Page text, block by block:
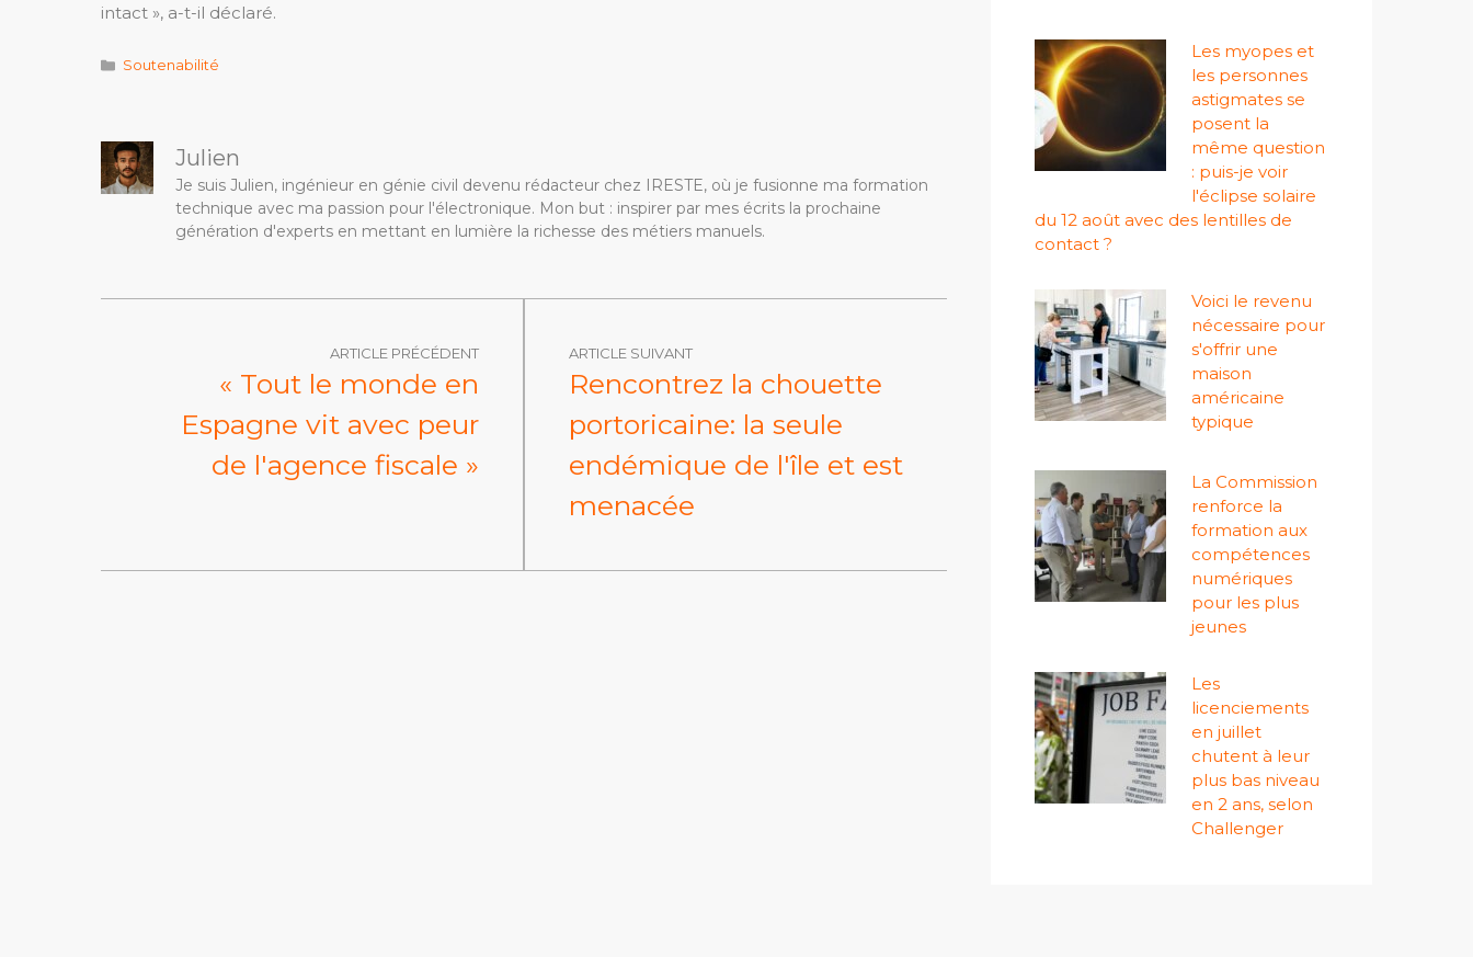
intact », a-t-il déclaré.
Catégories
Soutenabilité
Julien
Je suis Julien, ingénieur en génie civil devenu rédacteur chez IRESTE, où je fusionne ma formation
technique avec ma passion pour l'électronique. Mon but : inspirer par mes écrits la prochaine
génération d'experts en mettant en lumière la richesse des métiers manuels.
ARTICLE PRÉCÉDENT
« Tout le monde en
Espagne vit avec peur
de l'agence fiscale »
ARTICLE SUIVANT
Rencontrez la chouette
portoricaine: la seule
endémique de l'île et est
menacée
Les myopes et
les personnes
astigmates se
posent la
même question
: puis-je voir
l'éclipse solaire
du 12 août avec des lentilles de
contact ?
Voici le revenu
nécessaire pour
s'offrir une
maison
américaine
typique
La Commission
renforce la
formation aux
compétences
numériques
pour les plus
jeunes
Les
licenciements
en juillet
chutent à leur
plus bas niveau
en 2 ans, selon
Challenger